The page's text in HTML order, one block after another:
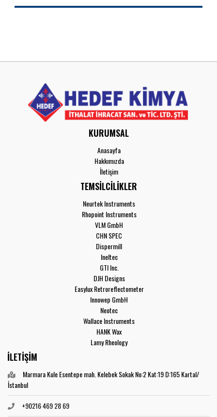
KURUMSAL
Anasayfa
Hakkımızda
İletişim
TEMSİLCİLİKLER
Neurtek Instruments
Rhopoint Instruments
VLM GmbH
CHN SPEC
Dispermill
Ineltec
GTI Inc.
DJH Designs
Easylux Retroreflectometer
Innowep GmbH
Neotec
Wallace Instruments
HANK Wax
Lamy Rheology
İLETİŞİM
Marmara Kule Esentepe mah. Kelebek Sokak No:2 Kat:19 D:165 Kartal/
İstanbul
+90216 469 28 69